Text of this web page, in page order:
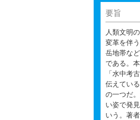
要旨
人類文明
変革を伴
岳地帯な
である。
「水中考
伝えてい
の一つだ
い姿で発
いう。著